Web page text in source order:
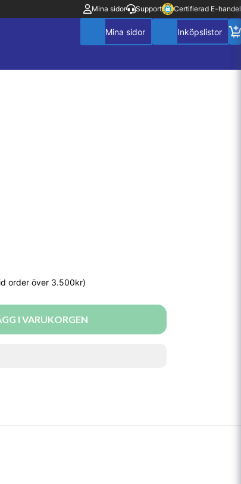
Mina sidor Support Certifierad E-handel
I VARUKORGEN